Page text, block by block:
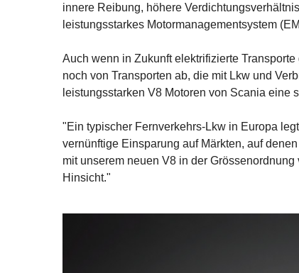
innere Reibung, höhere
leistungsstarkes Motormanagementsystem
Auch wenn in Zukunft elektrifizierte
noch von Transporten ab, die mit Lkw und
leistungsstarken V8 Motoren von Scania eine
"Ein typischer Fernverkehrs-Lkw in Europa
vernünftige Einsparung auf Märkten, auf
mit unserem neuen V8 in der
Hinsicht."